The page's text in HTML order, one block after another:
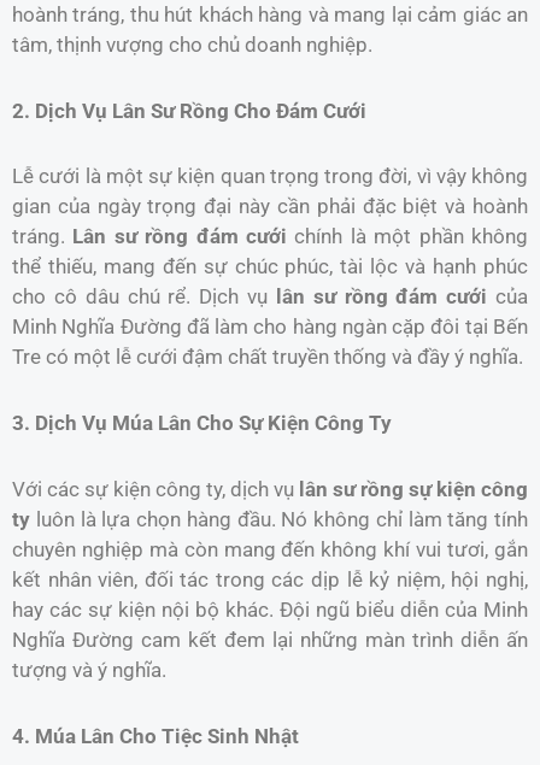
hoành tráng, thu hút khách hàng và mang lại cảm giác an
tâm, thịnh vượng cho chủ doanh nghiệp.
2. Dịch Vụ Lân Sư Rồng Cho Đám Cưới
Lễ cưới là một sự kiện quan trọng trong đời, vì vậy không
gian của ngày trọng đại này cần phải đặc biệt và hoành
tráng. Lân sư rồng đám cưới chính là một phần không
thể thiếu, mang đến sự chúc phúc, tài lộc và hạnh phúc
cho cô dâu chú rể. Dịch vụ lân sư rồng đám cưới của
Minh Nghĩa Đường đã làm cho hàng ngàn cặp đôi tại Bến
Tre có một lễ cưới đậm chất truyền thống và đầy ý nghĩa.
3. Dịch Vụ Múa Lân Cho Sự Kiện Công Ty
Với các sự kiện công ty, dịch vụ lân sư rồng sự kiện công
ty luôn là lựa chọn hàng đầu. Nó không chỉ làm tăng tính
chuyên nghiệp mà còn mang đến không khí vui tươi, gắn
kết nhân viên, đối tác trong các dịp lễ kỷ niệm, hội nghị,
hay các sự kiện nội bộ khác. Đội ngũ biểu diễn của Minh
Nghĩa Đường cam kết đem lại những màn trình diễn ấn
tượng và ý nghĩa.
4. Múa Lân Cho Tiệc Sinh Nhật